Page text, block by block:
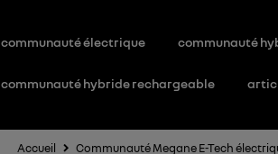
communauté électrique communauté
communauté hybride rechargeable
Accueil Communauté Megane E-Tech